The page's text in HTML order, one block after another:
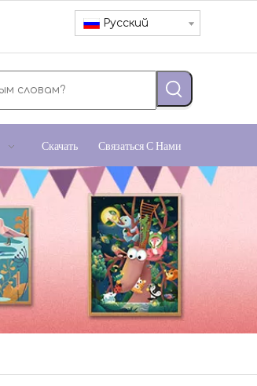
Pусский
Скачать Связаться С Нами